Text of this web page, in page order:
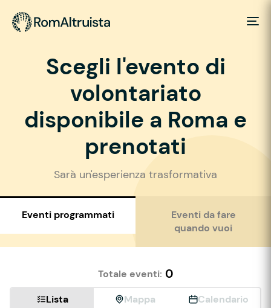
Scegli l'evento di
volontariato
disponibile a Roma e
prenotati
Sarà un'esperienza trasformativa
Eventi programmati
Eventi da fare
quando vuoi
Totale eventi: 0
Lista Mappa Calendario